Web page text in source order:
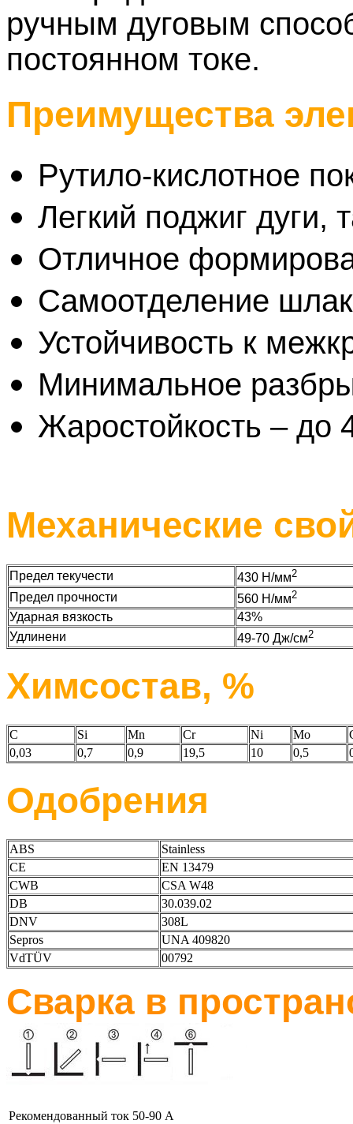
ручным дуговым
постоянном токе.
Преимущества
Рутило-кислотное
Легкий поджиг дуги,
Отличное
Самоотделение
Устойчивость к
Минимальное
Жаростойкость – до
Механические
Предел текучести 430 Н/мм2
Предел прочности 560 Н/мм2
Ударная вязкость
43%
Удлинени
49-70 Дж/см2
Химсостав, %
C Si Mn Cr Ni Mo
0,03
0,7 0,9 19,5 10 0,5
Одобрения
ABS
Stainless
CE
EN 13479
CWB
CSA W48
DB
30.039.02
DNV
308L
Sepros
UNA 409820
VdTÜV
00792
Сварка в
Рекомендованный ток 50-90 А